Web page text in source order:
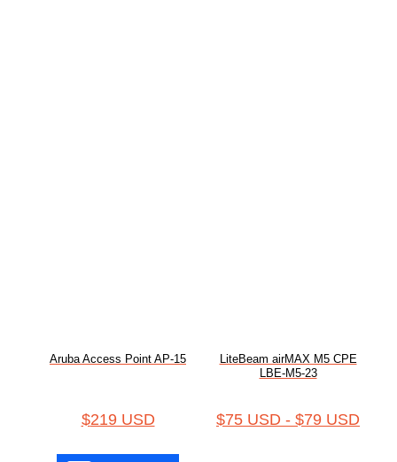
Aruba Access Point AP-15
$219 USD
LiteBeam airMAX M5 CPE
LBE-M5-23
$75 USD - $79 USD